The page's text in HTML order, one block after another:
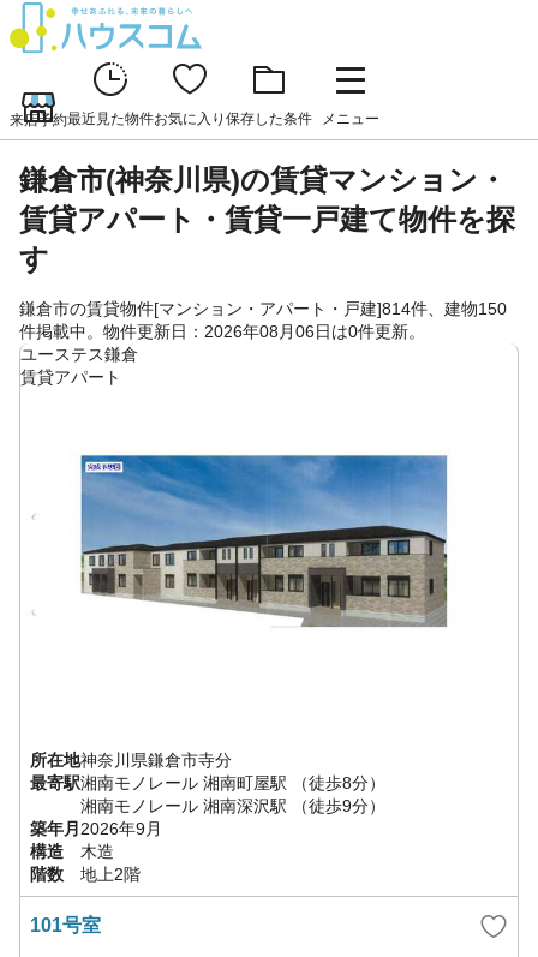
来店予約最近見た物件お気に入り 保存した条件 メニュー
鎌倉市(神奈川県)の賃貸マンション・
賃貸アパート・賃貸一戸建て物件を探
す
鎌倉市の賃貸物件[マンション・アパート・戸建]814件、建物150
件掲載中。物件更新日：2026年08月06日は0件更新。
ユーステス鎌倉
賃貸アパート
所在地神奈川県鎌倉市寺分
最寄駅湘南モノレール 湘南町屋駅
（徒歩8分）
湘南モノレール 湘南深沢駅
（徒歩9分）
築年月 2026年9月
構造
木造
階数
地上2階
101号室